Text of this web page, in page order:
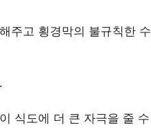
주고 횡경막의 불규칙한 수
식도에 더 큰 자극을 줄 수